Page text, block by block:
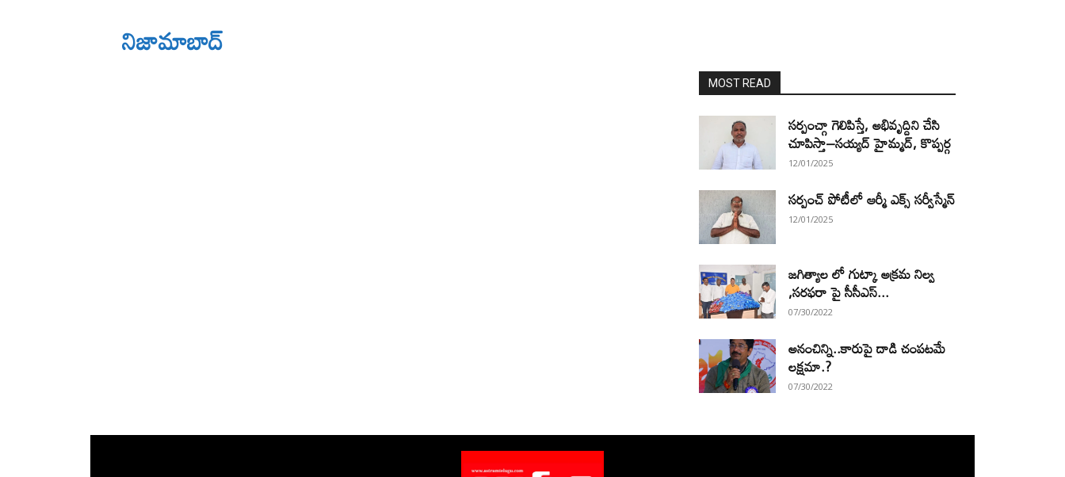
నిజామాబాద్
MOST READ
సర్పంచ్గా గెలిపిస్తే, అభివృద్దిని చేసి
చూపిస్తా–సయ్యద్ హైమ్మద్, కొప్పర్గ
12/01/2025
సర్పంచ్ పోటీలో ఆర్మీ ఎక్స్ సర్వీస్మేన్
12/01/2025
జగిత్యాల లో గుట్కా అక్రమ నిల్వ
,సరఫరా పై సీసీఎస్...
07/30/2022
అనంచిన్ని..కారుపై దాడి చంపటమే
లక్షమా.?
07/30/2022